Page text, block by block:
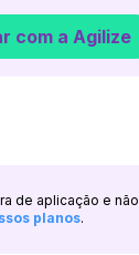
com a Agilize
de aplicação e não
planos.